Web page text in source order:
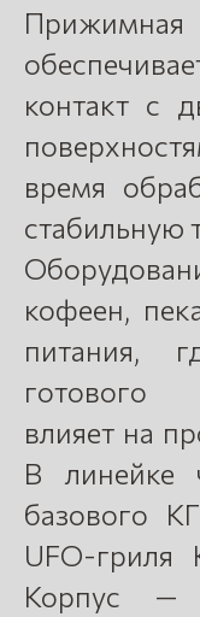
контакт с
время
стабильную
кофеен,
питания,
готового
влияет на
В линейке
базового
UFO-
Корпус —